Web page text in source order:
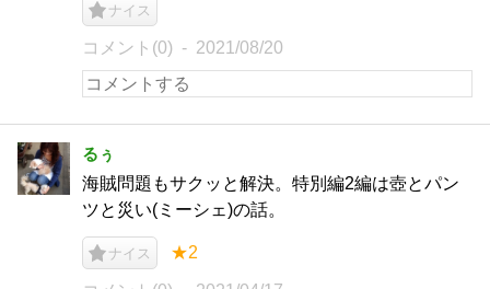
ナイス
コメント(0) 2021/08/20
るぅ
海賊問題もサクッと解決。特別編2編は壺とパン
ツと災い(ミーシェ)の話。
ナイス ★2